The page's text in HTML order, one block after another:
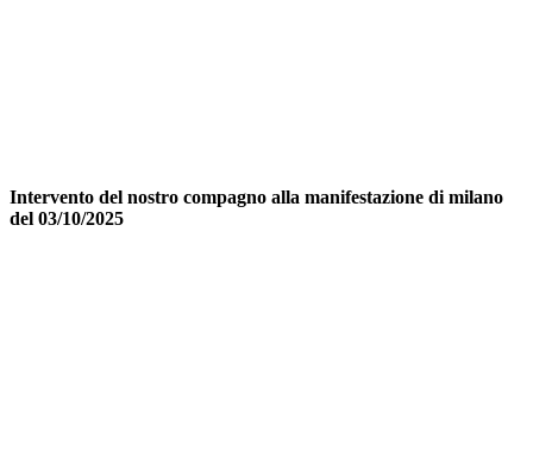
Intervento del nostro compagno alla manifestazione di milano
del 03/10/2025